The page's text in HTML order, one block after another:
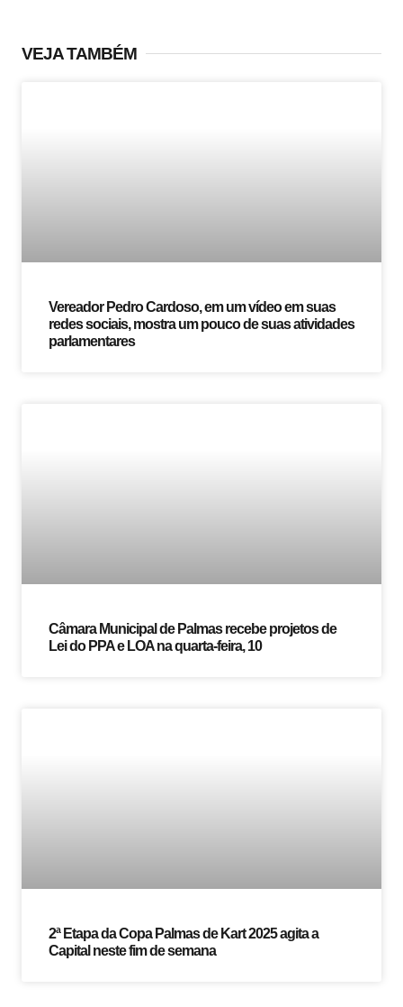
VEJA TAMBÉM
Vereador Pedro Cardoso, em um vídeo em suas
redes sociais, mostra um pouco de suas atividades
parlamentares
Câmara Municipal de Palmas recebe projetos de
Lei do PPA e LOA na quarta-feira, 10
2ª Etapa da Copa Palmas de Kart 2025 agita a
Capital neste fim de semana